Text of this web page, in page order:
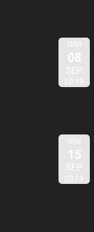
DIM
08
SEP
2019
DIM
15
SEP
2019